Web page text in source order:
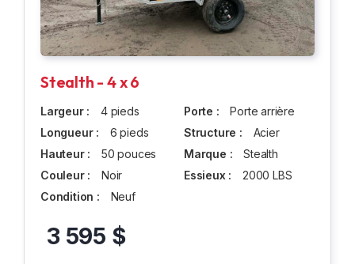
Stealth - 4 x 6
Largeur :
4 pieds
Longueur :
6 pieds
Hauteur :
50 pouces
Couleur :
Noir
Condition :
Neuf
Porte :
Porte arrière
Structure :
Acier
Marque :
Stealth
Essieux :
2000 LBS
3 595 $